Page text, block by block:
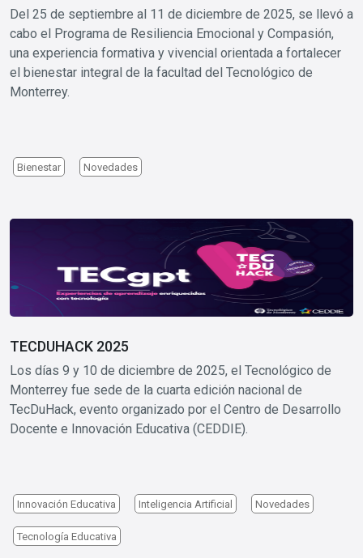
Del 25 de septiembre al 11 de diciembre de 2025, se llevó a
cabo el Programa de Resiliencia Emocional y Compasión,
una experiencia formativa y vivencial orientada a fortalecer
el bienestar integral de la facultad del Tecnológico de
Monterrey.
Bienestar Novedades
Image
TECDUHACK 2025
Los días 9 y 10 de diciembre de 2025, el Tecnológico de
Monterrey fue sede de la cuarta edición nacional de
TecDuHack, evento organizado por el Centro de Desarrollo
Docente e Innovación Educativa (CEDDIE).
Innovación Educativa Inteligencia Artificial Novedades
Tecnología Educativa